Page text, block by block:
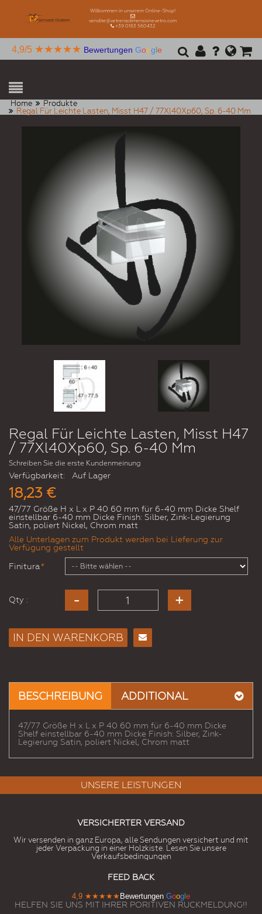
Willkommen in unserem Online-Shop!
vendite@vetreriadimensionevetro.com
+39 0163 560432
4,9/5 ★★★★★ Bewertungen Google
Home
Produkte
Regal Für Leichte Lasten, Misst H47 / 77Xl40Xp60, Sp. 6-40 Mm
Regal Für Leichte Lasten, Misst H47
/ 77Xl40Xp60, Sp. 6-40 Mm
Schreiben Sie die erste Kundenmeinung
Verfügbarkeit: Auf Lager
18,23 €
47/77 Größe H x L x P 40 60 mm für 6-40 mm Dicke Shelf
einstellbar 6-40 mm Dicke Finish: Silber, Zink-Legierung
Satin, poliert Nickel, Chrom matt
Alle Unterlagen zum Produkt werden bei Lieferung zur
Verfügung gestellt
*
Finitura
Qty :
IN DEN WARENKORB
Freund
BESCHREIBUNG ADDITIONAL
47/77 Größe H x L x P 40 60 mm für 6-40 mm Dicke
Shelf einstellbar 6-40 mm Dicke Finish: Silber, Zink-
Legierung Satin, poliert Nickel, Chrom matt
UNSERE LEISTUNGEN
VERSICHERTER VERSAND
Wir versenden in ganz Europa, alle Sendungen versichert und mit
jeder Verpackung in einer Holzkiste. Lesen Sie unsere
Verkaufsbedingungen
FEED BACK
4,9 ★★★★★ Bewertungen Goog e
HELFEN SIE UNS MIT IHRER PORITIVEN RUCKMELDUNG!!